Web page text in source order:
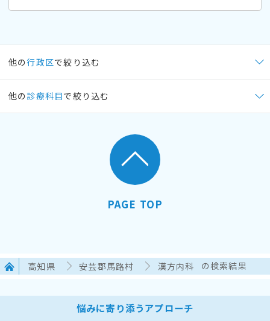
他の行政区で絞り込む
他の 診療科目で絞り込む
PAGE TOP
高知県 安芸郡馬路村 漢方内科 の検索結果
悩みに寄り添うアプローチ